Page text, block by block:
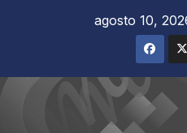
agosto 10,